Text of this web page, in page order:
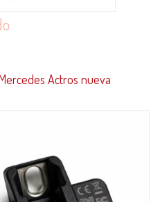
Actros nueva